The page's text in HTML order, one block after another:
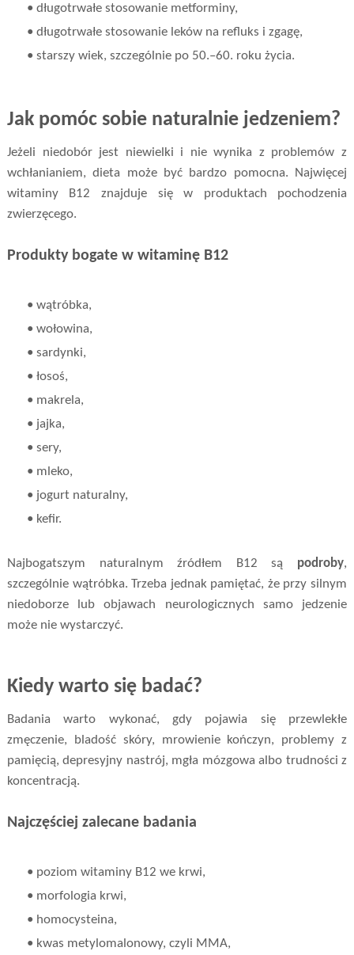
• długotrwałe stosowanie metforminy,
• długotrwałe stosowanie leków na refluks i zgagę,
• starszy wiek, szczególnie po 50.–60. roku życia.
Jak pomóc sobie naturalnie jedzeniem?
Jeżeli niedobór jest niewielki i nie wynika z problemów z
wchłanianiem, dieta może być bardzo pomocna. Najwięcej
witaminy B12 znajduje się w produktach pochodzenia
zwierzęcego.
Produkty bogate w witaminę B12
• wątróbka,
• wołowina,
• sardynki,
• łosoś,
• makrela,
• jajka,
• sery,
• mleko,
• jogurt naturalny,
• kefir.
Najbogatszym naturalnym źródłem B12 są podroby,
szczególnie wątróbka. Trzeba jednak pamiętać, że przy silnym
niedoborze lub objawach neurologicznych samo jedzenie
może nie wystarczyć.
Kiedy warto się badać?
Badania warto wykonać, gdy pojawia się przewlekłe
zmęczenie, bladość skóry, mrowienie kończyn, problemy z
pamięcią, depresyjny nastrój, mgła mózgowa albo trudności z
koncentracją.
Najczęściej zalecane badania
• poziom witaminy B12 we krwi,
• morfologia krwi,
• homocysteina,
• kwas metylomalonowy, czyli MMA,